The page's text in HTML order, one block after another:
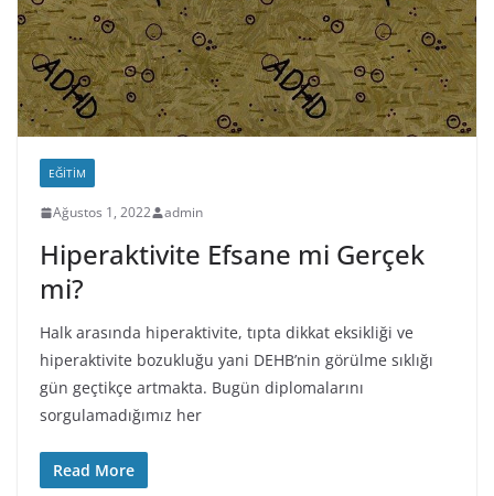
EĞITIM
Ağustos 1, 2022 admin
Hiperaktivite Efsane mi Gerçek
mi?
Halk arasında hiperaktivite, tıpta dikkat eksikliği ve
hiperaktivite bozukluğu yani DEHB’nin görülme sıklığı
gün geçtikçe artmakta. Bugün diplomalarını
sorgulamadığımız her
Read More